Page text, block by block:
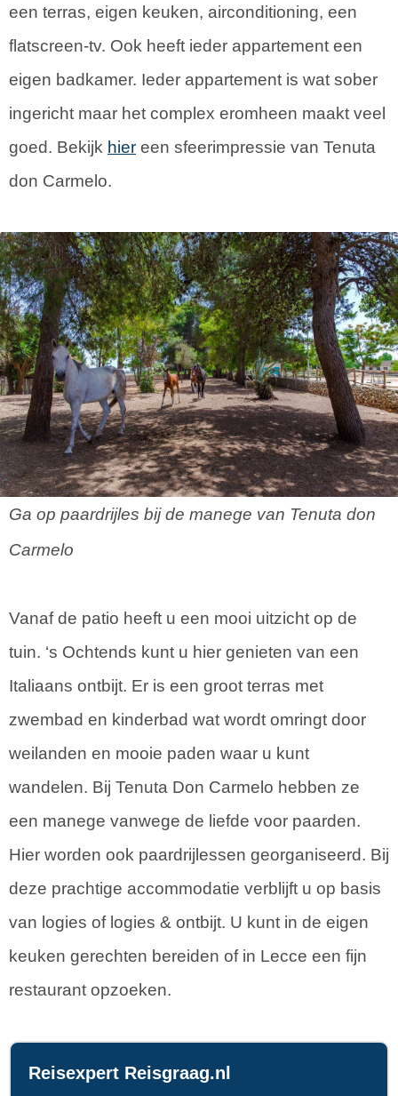
een terras, eigen keuken, airconditioning, een
flatscreen-tv. Ook heeft ieder appartement een
eigen badkamer. Ieder appartement is wat sober
ingericht maar het complex eromheen maakt veel
goed. Bekijk hier een sfeerimpressie van Tenuta
don Carmelo.
Ga op paardrijles bij de manege van Tenuta don
Carmelo
Vanaf de patio heeft u een mooi uitzicht op de
tuin. ‘s Ochtends kunt u hier genieten van een
Italiaans ontbijt. Er is een groot terras met
zwembad en kinderbad wat wordt omringt door
weilanden en mooie paden waar u kunt
wandelen. Bij Tenuta Don Carmelo hebben ze
een manege vanwege de liefde voor paarden.
Hier worden ook paardrijlessen georganiseerd. Bij
deze prachtige accommodatie verblijft u op basis
van logies of logies & ontbijt. U kunt in de eigen
keuken gerechten bereiden of in Lecce een fijn
restaurant opzoeken.
Reisexpert Reisgraag.nl